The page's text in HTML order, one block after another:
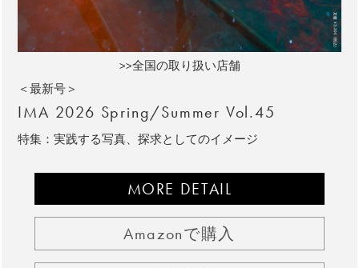
>>全国の取り扱い店舗
＜最新号＞
IMA 2026 Spring/Summer Vol.45
特集：実践する写真、探求としてのイメージ
MORE DETAIL
Amazonで購入